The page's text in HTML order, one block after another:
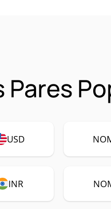
Pares
USD
INR